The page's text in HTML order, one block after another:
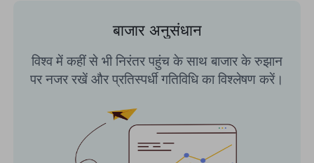
बाजार अनुसंधान
विश्व में कहीं से भी निरंतर पहुंच के साथ बाजार के रुझान
पर नजर रखें और प्रतिस्पर्धी गतिविधि का विश्लेषण करें।